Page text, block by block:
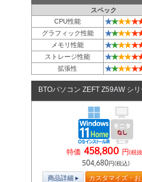
スペック
CPU性能
★★★★★
グラフィック性能 ★★★★★
メモリ性能 ★★★★★
ストレージ性能 ★★★★★
拡張性 ★★★★★
BTOパソコン ZEFT Z59AW シ
特価 458,800 円(税
504,680円(税込)
商品詳細 カスタマイズ・